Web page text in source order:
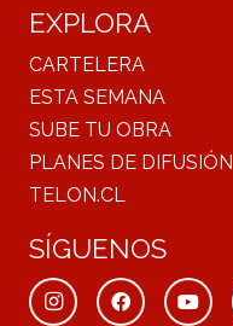
EXPLORA
CARTELERA
ESTA SEMANA
SUBE TU OBRA
PLANES DE DIFUSIÓN
TELON.CL
SÍGUENOS